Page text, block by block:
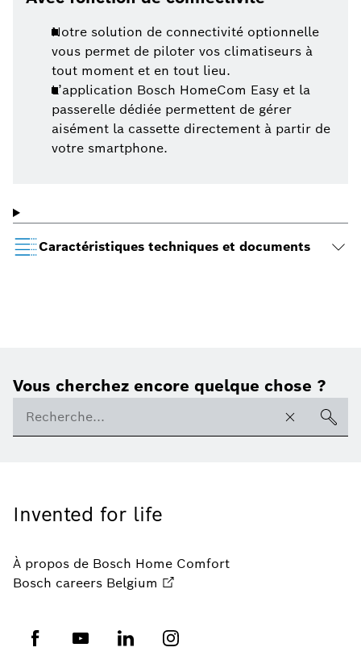
Notre solution de connectivité optionnelle
vous permet de piloter vos climatiseurs à
tout moment et en tout lieu.
L’application Bosch HomeCom Easy et la
passerelle dédiée permettent de gérer
aisément la cassette directement à partir de
votre smartphone.
Caractéristiques techniques et documents
Vous cherchez encore quelque chose ?
Invented for life
À propos de Bosch Home Comfort
Bosch careers Belgium